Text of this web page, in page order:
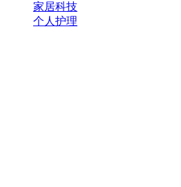
家居科技
个人护理